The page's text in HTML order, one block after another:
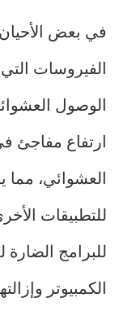
في بعض
الفيروسات
ارتفاع مفاجئ
العشوائي، مما
للتطبيقات
للبرامج
الكمبيوتر